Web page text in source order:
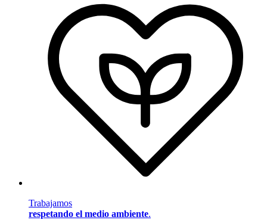
Trabajamos
respetando el medio ambiente.